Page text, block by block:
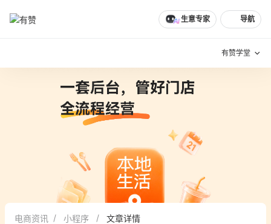
生意专家 导航
有赞学堂
增长方法
有赞专家说
新零售最佳实践
面对面聊增长
文章 分享
电商资讯 小程序 文章详情